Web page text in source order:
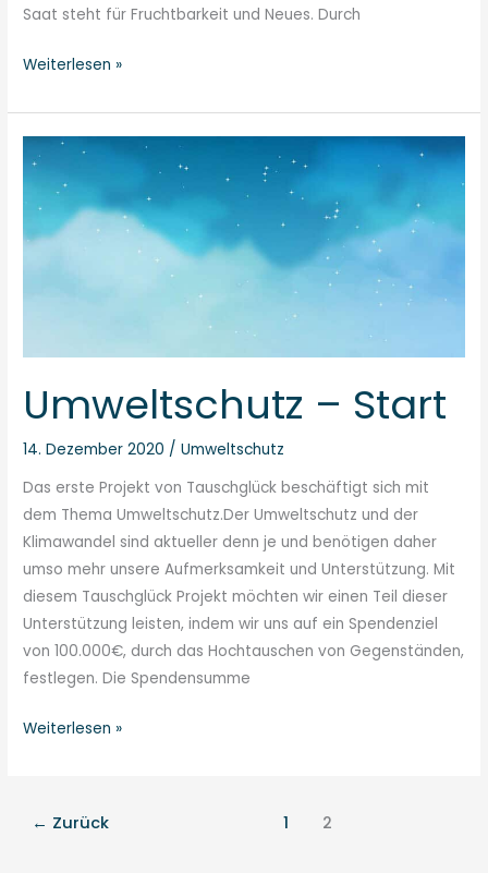
Saat steht für Fruchtbarkeit und Neues. Durch
Weiterlesen »
Umweltschutz – Start
14. Dezember 2020 /Umweltschutz
Das erste Projekt von Tauschglück beschäftigt sich mit
dem Thema Umweltschutz.Der Umweltschutz und der
Klimawandel sind aktueller denn je und benötigen daher
umso mehr unsere Aufmerksamkeit und Unterstützung. Mit
diesem Tauschglück Projekt möchten wir einen Teil dieser
Unterstützung leisten, indem wir uns auf ein Spendenziel
von 100.000€, durch das Hochtauschen von Gegenständen,
festlegen. Die Spendensumme
Umweltschutz
Start
Weiterlesen »
← Zurück 1 2